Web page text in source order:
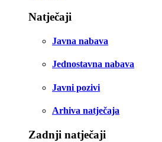
Natječaji
Javna nabava
Jednostavna nabava
Javni pozivi
Arhiva natječaja
Zadnji natječaji